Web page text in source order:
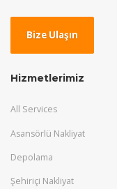
Bize Ulaşın
Hizmetlerimiz
All Services
Asansörlü Nakliyat
Depolama
Şehiriçi Nakliyat